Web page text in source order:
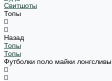
Свитшоты
Топы
Назад
Топы
Топы
Футболки поло майки лонгсливы